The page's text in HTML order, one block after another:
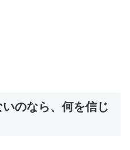
のなら、何を信じ